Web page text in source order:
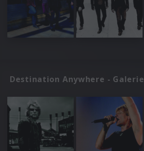
Destination Anywhere - Galerie